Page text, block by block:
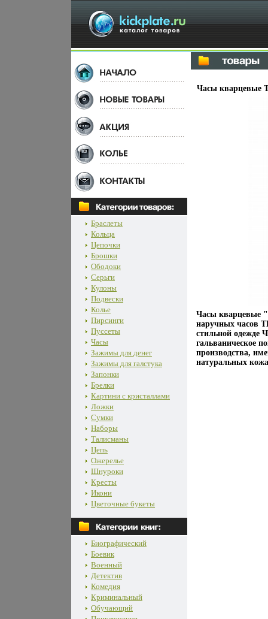
Браслеты
Кольца
Цепочки
Брошки
Ободоки
Серьги
Кулоны
Подвески
Колье
Пирсинги
Пуссеты
Часы
Зажимы для денег
Зажимы для галстука
Запонки
Брелки
Картини с кристаллами
Ложки
Сумки
Наборы
Талисманы
Цепь
Ожерелье
Шнуроки
Кресты
Икони
Цветочные букеты
Биографический
Боевик
Военный
Детектив
Комедия
Криминальный
Обучающий
Часы кварцевые
Часы кварцевые
наручных часов
стильной одежде
гальваническое
производства,
натуральных